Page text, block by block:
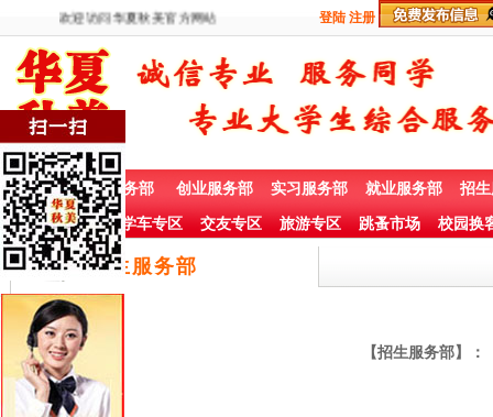
欢迎访问华夏秋美官方网站 登陆 注册
首 页 兼职服务部 创业服务部 实习服务部 就业服务部 招
社团赞助专栏 学车专区 交友专区 旅游专区 跳蚤市场 校园换
招生服务部
【招生服务部】